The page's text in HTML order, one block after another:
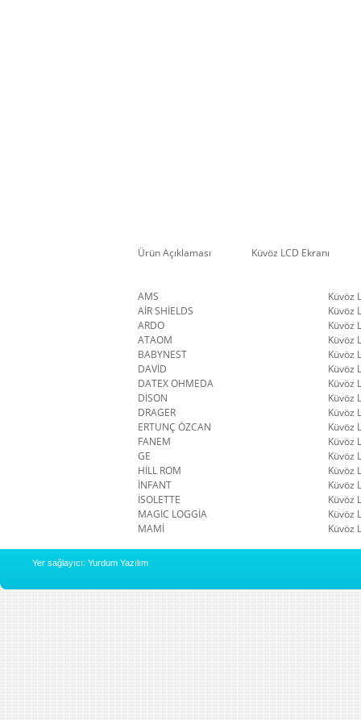
Ürün Açıklaması Küvöz LCD Ekranı
AMS
Küvöz
AİR SHİELDS
Küvöz
ARDO
Küvöz
ATAOM
Küvöz
BABYNEST
Küvöz
DAVİD
Küvöz
DATEX OHMEDA
Küvöz
DİSON
Küvöz
DRAGER
Küvöz
ERTUNÇ ÖZCAN
Küvöz
FANEM
Küvöz
GE
Küvöz
HİLL ROM
Küvöz
İNFANT
Küvöz
İSOLETTE
Küvöz
MAGİC LOGGİA
Küvöz
MAMİ
Küvöz
Yer sağlayıcı: Yurdum Yazılım